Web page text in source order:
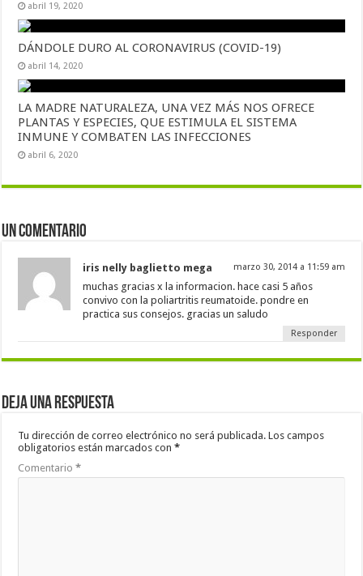
abril 19, 2020
DÁNDOLE DURO AL CORONAVIRUS (COVID-19)
abril 14, 2020
LA MADRE NATURALEZA, UNA VEZ MÁS NOS OFRECE
PLANTAS Y ESPECIES, QUE ESTIMULA EL SISTEMA
INMUNE Y COMBATEN LAS INFECCIONES
abril 6, 2020
Un comentario
iris nelly baglietto mega marzo 30, 2014 a 11:59 am
muchas gracias x la informacion. hace casi 5 años
convivo con la poliartritis reumatoide. pondre en
practica sus consejos. gracias un saludo
Responder
Deja una respuesta
Tu dirección de correo electrónico no será publicada. Los campos
obligatorios están marcados con*
Comentario*